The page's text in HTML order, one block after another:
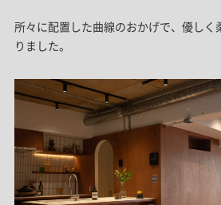
所々に配置した曲線のおかげで、優し
りました。